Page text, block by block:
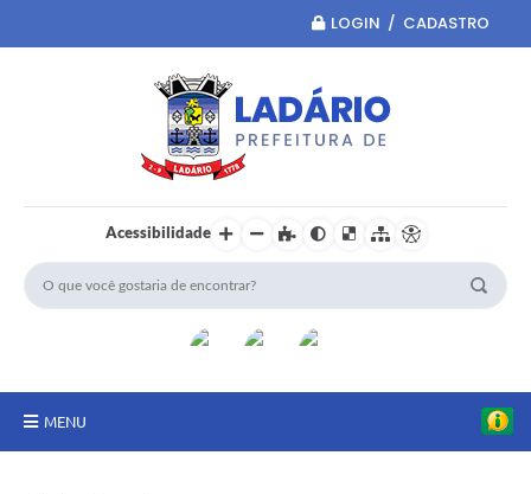
LOGIN / CADASTRO
Acessibilidade
MENU